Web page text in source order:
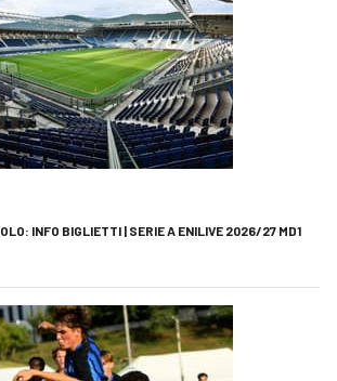
INFO BIGLIETTI | SERIE A ENILIVE 2026/27 MD1